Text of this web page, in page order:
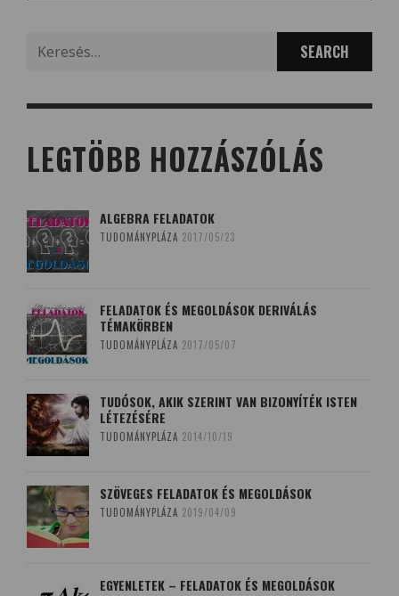
LEGTÖBB HOZZÁSZÓLÁS
ALGEBRA FELADATOK
TUDOMÁNYPLÁZA 2017/05/23
FELADATOK ÉS MEGOLDÁSOK DERIVÁLÁS
TÉMAKÖRBEN
TUDOMÁNYPLÁZA 2017/05/07
TUDÓSOK, AKIK SZERINT VAN BIZONYÍTÉK ISTEN
LÉTEZÉSÉRE
TUDOMÁNYPLÁZA 2014/10/19
SZÖVEGES FELADATOK ÉS MEGOLDÁSOK
TUDOMÁNYPLÁZA 2019/04/09
EGYENLETEK – FELADATOK ÉS MEGOLDÁSOK